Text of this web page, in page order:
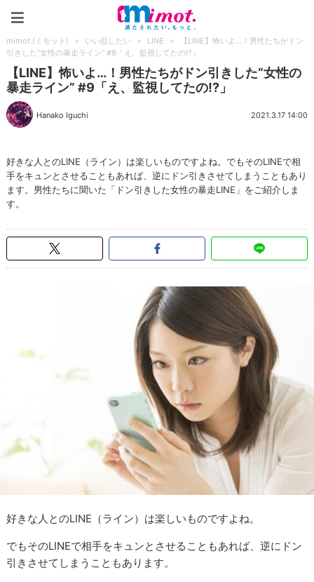
mimot.(ミモット) > いい恋したい > LINE >
【LINE】怖いよ…！男性たちがドン
引きした“女性の暴走ライン” #9「え、監視してたの!?」
【LINE】怖いよ…！男性たちがドン引きした“女性の
暴走ライン” #9「え、監視してたの!?」
Hanako Iguchi 2021.3.17 14:00
好きな人とのLINE（ライン）は楽しいものですよね。でもそのLINEで相
手をキュンとさせることもあれば、逆にドン引きさせてしまうこともあり
ます。男性たちに聞いた「ドン引きした女性の暴走LINE」をご紹介しま
す。
好きな人とのLINE（ライン）は楽しいものですよね。
でもそのLINEで相手をキュンとさせることもあれば、逆にドン
引きさせてしまうこともあります。